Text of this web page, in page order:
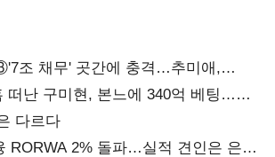
조 채무' 곳간에 충격…추미애,
' 선언 승부수
떠난 구미현, 본느에 340억 베팅…
축다르다
RORWA 2% 돌파…실적 견인은 은행